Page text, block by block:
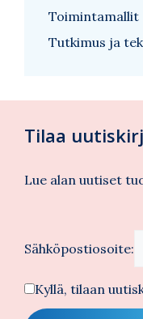
Toimintamallit
Tutkimus ja
Tilaa
Lue alan uutiset
Sähköpostiosoite:
Kyllä, tilaan